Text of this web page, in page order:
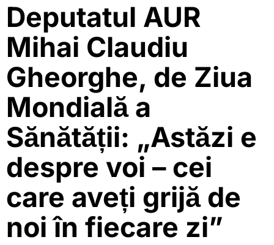
Deputatul AUR
Mihai Claudiu
Gheorghe, de Ziua
Mondială a
Sănătății: „Astăzi e
despre voi – cei
care aveți grijă de
noi în fiecare zi”